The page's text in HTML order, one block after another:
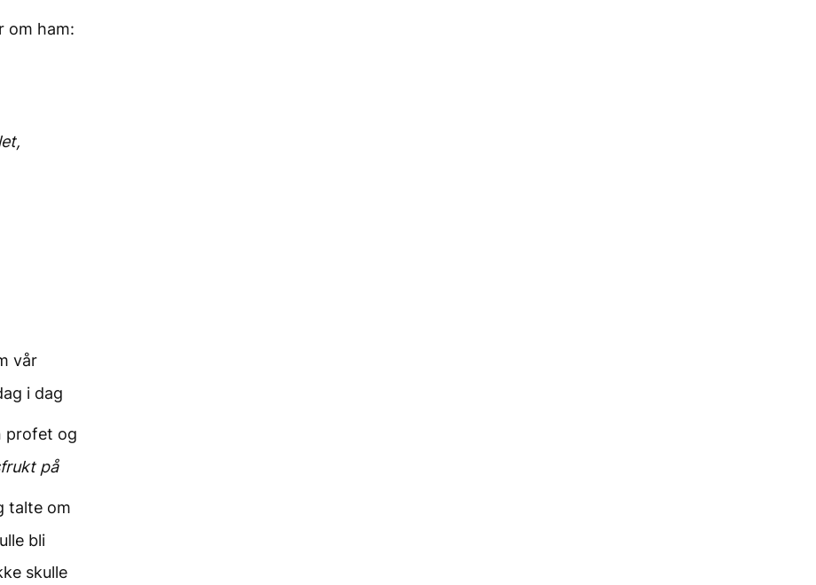
om ham:
vår
i dag
profet og
på
talte om
bli
skulle